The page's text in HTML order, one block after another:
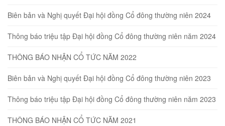
Biên bản và Nghị quyết Đại hội đồng Cổ đông thường niên 2024
Thông báo triệu tập Đại hội đồng Cổ đông thường niên năm 2024
THÔNG BÁO NHẬN CỔ TỨC NĂM 2022
Biên bản và Nghị quyết Đại hội đồng Cổ đông thường niên 2023
Thông báo triệu tập Đại hội đồng Cổ đông thường niên năm 2023
THÔNG BÁO NHẬN CỔ TỨC NĂM 2021